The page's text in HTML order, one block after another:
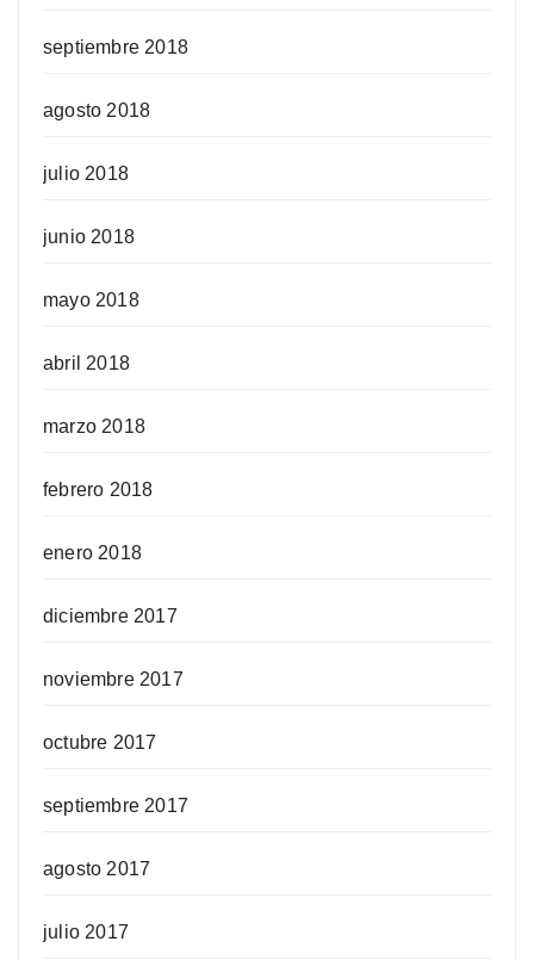
septiembre 2018
agosto 2018
julio 2018
junio 2018
mayo 2018
abril 2018
marzo 2018
febrero 2018
enero 2018
diciembre 2017
noviembre 2017
octubre 2017
septiembre 2017
agosto 2017
julio 2017